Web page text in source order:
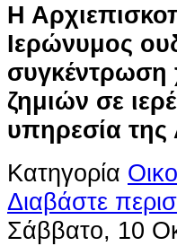
Η
Ιερώνυμος
συγκέντρωση
ζημιών σε
υπηρεσία της
Κατηγορία
Διαβάστε
Σάββατο, 10